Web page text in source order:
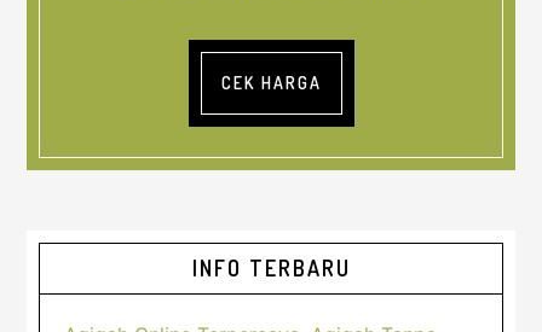
CEK HARGA
Sidebar
Utama
INFO TERBARU